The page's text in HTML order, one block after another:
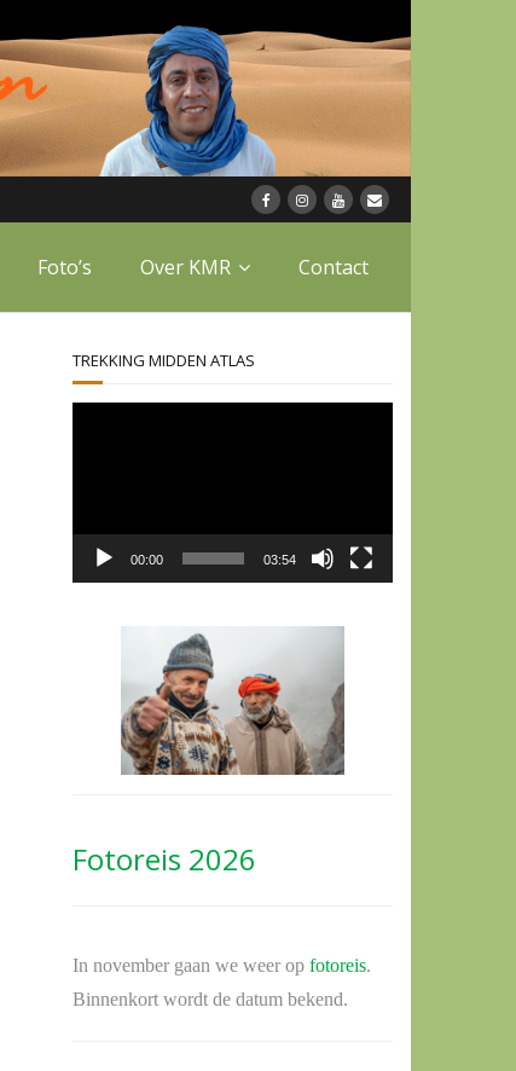
Foto’s Over KMR Contact
TREKKING MIDDEN ATLAS
00:00 03:54
Fotoreis 2026
In november gaan we weer op fotoreis.
Binnenkort wordt de datum bekend.